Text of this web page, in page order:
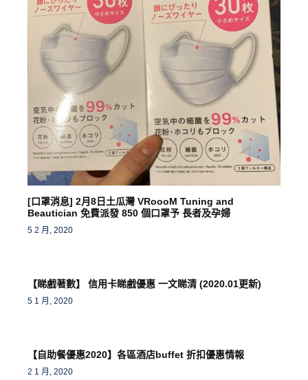
[口罩消息] 2月8日土瓜灣 VRoooM Tuning and
Beautician 免費派發 850 個口罩予 長者及孕婦
5 2 月, 2020
【睇戲著數】 信用卡睇戲優惠 一文睇清 (2020.01更新)
5 1 月, 2020
【自助餐優惠2020】各區酒店buffet 折扣優惠情報
2 1 月, 2020